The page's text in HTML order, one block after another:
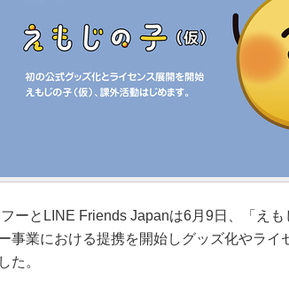
ーとLINE Friends Japanは6月9日、「えも
事業における提携を開始しグッズ化やライ
た。